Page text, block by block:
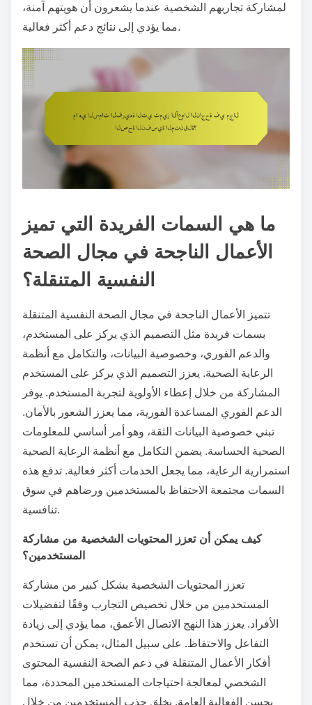
لمشاركة تجاربهم الشخصية عندما يشعرون أن هويتهم آمنة،
مما يؤدي إلى نتائج دعم أكثر فعالية.
ما هي السمات الفريدة التي تميز
الأعمال الناجحة في مجال الصحة
النفسية المتنقلة؟
تتميز الأعمال الناجحة في مجال الصحة النفسية المتنقلة
بسمات فريدة مثل التصميم الذي يركز على المستخدم،
والدعم الفوري، وخصوصية البيانات، والتكامل مع أنظمة
الرعاية الصحية. يعزز التصميم الذي يركز على المستخدم
المشاركة من خلال إعطاء الأولوية لتجربة المستخدم. يوفر
الدعم الفوري المساعدة الفورية، مما يعزز الشعور بالأمان.
تبني خصوصية البيانات الثقة، وهو أمر أساسي للمعلومات
الصحية الحساسة. يضمن التكامل مع أنظمة الرعاية الصحية
استمرارية الرعاية، مما يجعل الخدمات أكثر فعالية. تدفع هذه
السمات مجتمعة الاحتفاظ بالمستخدمين ورضاهم في سوق
تنافسية.
كيف يمكن أن تعزز المحتويات الشخصية من مشاركة
المستخدمين؟
تعزز المحتويات الشخصية بشكل كبير من مشاركة
المستخدمين من خلال تخصيص التجارب وفقًا لتفضيلات
الأفراد. يعزز هذا النهج الاتصال الأعمق، مما يؤدي إلى زيادة
التفاعل والاحتفاظ. على سبيل المثال، يمكن أن تستخدم
أفكار الأعمال المتنقلة في دعم الصحة النفسية المحتوى
الشخصي لمعالجة احتياجات المستخدمين المحددة، مما
يحسن الفعالية العامة. يخلق جذب المستخدمين من خلال